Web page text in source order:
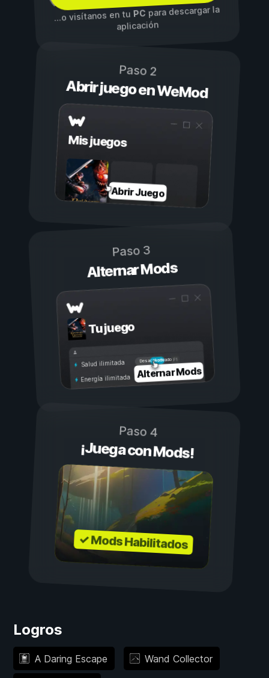
...o visítanos en tuPCpara descargar la
aplicación
Paso 2
Abrir juego en WeMod
Mis juegos
Abrir Juego
Paso 3
Alternar Mods
Tu juego
Activado
Desactivado
Salud ilimitada
Energía ilimitada Alternar Mods
Paso 4
¡Juega con Mods!
✓ Mods Habilitados
Logros
A Daring Escape Wand Collector